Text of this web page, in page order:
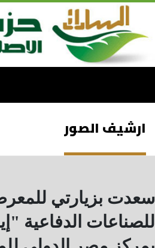
ارشيف الصور
سعدت بزيارتي